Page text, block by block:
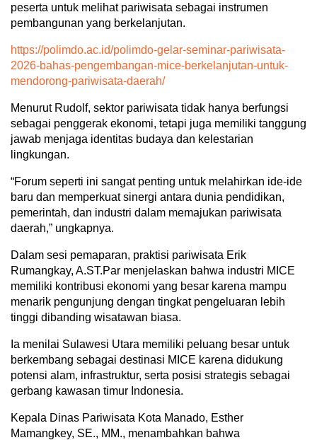
peserta untuk melihat pariwisata sebagai instrumen
pembangunan yang berkelanjutan.
https://polimdo.ac.id/polimdo-gelar-seminar-pariwisata-
2026-bahas-pengembangan-mice-berkelanjutan-untuk-
mendorong-pariwisata-daerah/
Menurut Rudolf, sektor pariwisata tidak hanya berfungsi
sebagai penggerak ekonomi, tetapi juga memiliki tanggung
jawab menjaga identitas budaya dan kelestarian
lingkungan.
“Forum seperti ini sangat penting untuk melahirkan ide-ide
baru dan memperkuat sinergi antara dunia pendidikan,
pemerintah, dan industri dalam memajukan pariwisata
daerah,” ungkapnya.
Dalam sesi pemaparan, praktisi pariwisata Erik
Rumangkay, A.ST.Par menjelaskan bahwa industri MICE
memiliki kontribusi ekonomi yang besar karena mampu
menarik pengunjung dengan tingkat pengeluaran lebih
tinggi dibanding wisatawan biasa.
Ia menilai Sulawesi Utara memiliki peluang besar untuk
berkembang sebagai destinasi MICE karena didukung
potensi alam, infrastruktur, serta posisi strategis sebagai
gerbang kawasan timur Indonesia.
Kepala Dinas Pariwisata Kota Manado, Esther
Mamangkey, SE., MM., menambahkan bahwa